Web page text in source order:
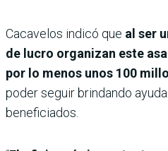
Cacavelos indicó que al ser
de lucro organizan este
por lo menos unos 100
poder seguir brindando
beneficiados.